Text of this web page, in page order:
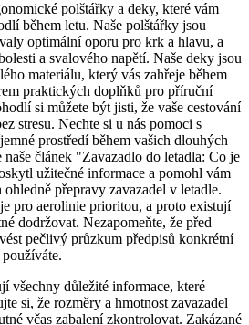
polštářky a deky, které vám
během letu. Naše polštářky jsou
optimální oporu pro krk a hlavu, a
a svalového napětí. Naše deky jsou
materiálu, který vás zahřeje během
praktických doplňků pro příruční
si můžete být jisti, že vaše cestování
stresu. Nechte si u nás pomoci s
prostředí během vašich dlouhých
článek "Zavazadlo do letadla: Co je
užitečné informace a pomohl vám
přepravy zavazadel v letadle.
pro aerolinie prioritou, a proto existují
dodržovat. Nezapomeňte, že před
pečlivý průzkum předpisů konkrétní
všechny důležité informace, které
si, že rozměry a hmotnost zavazadel
včas zabalení zkontrolovat. Zakázané